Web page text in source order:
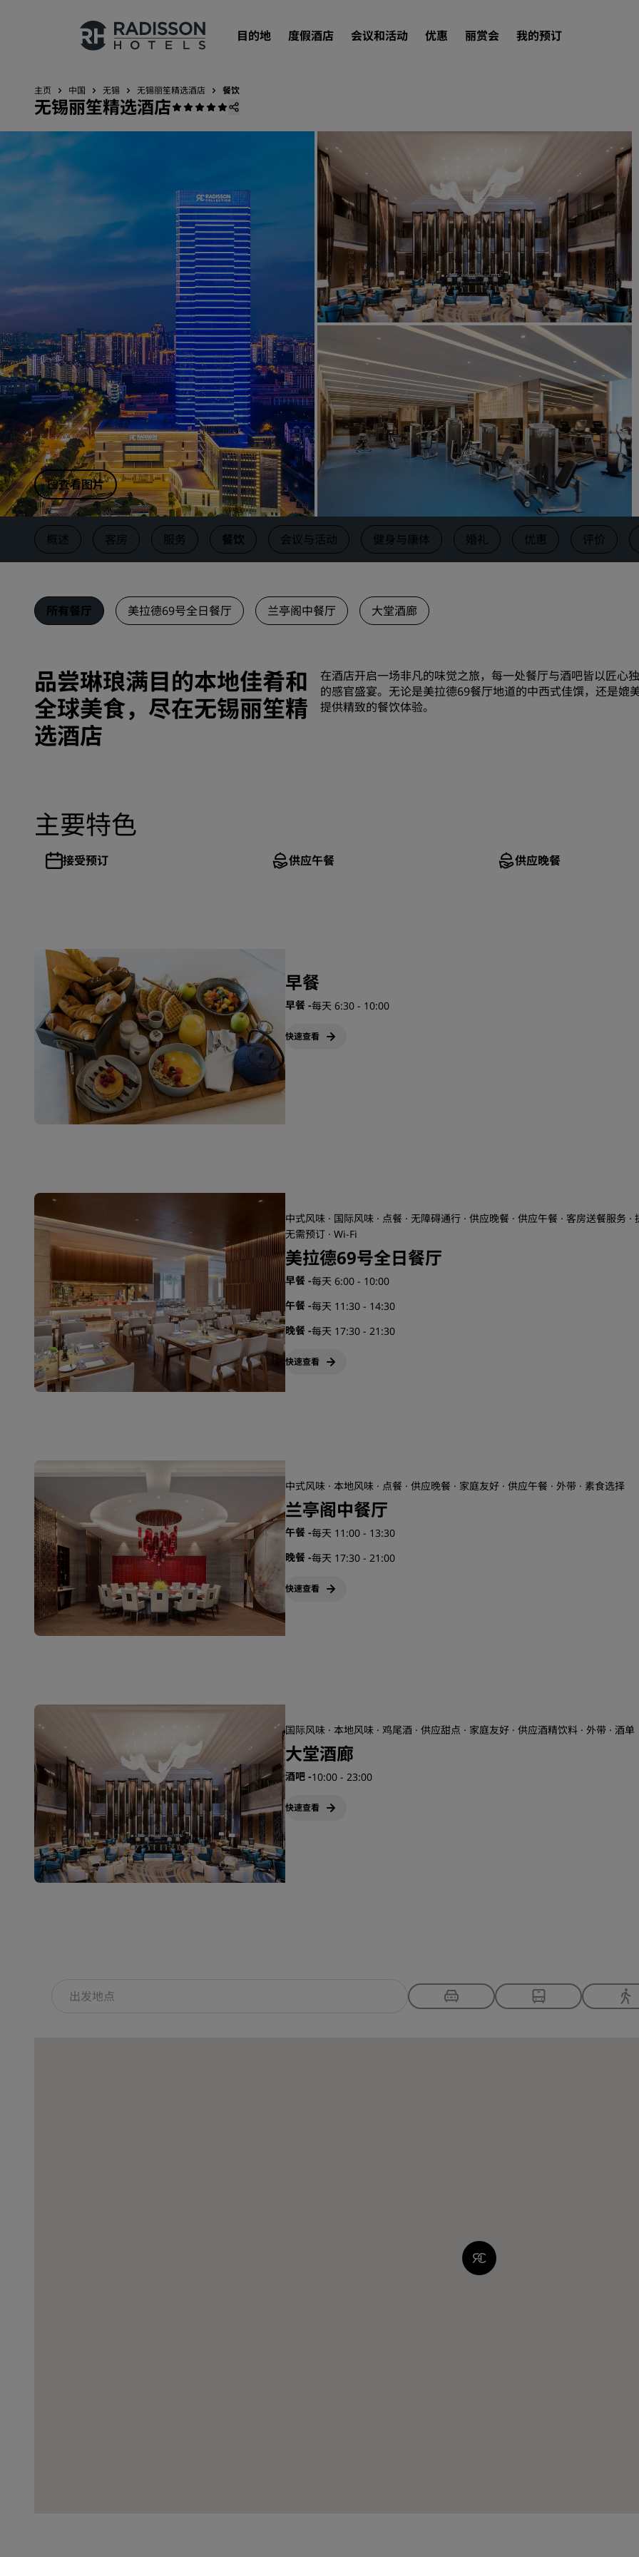
目的地 度假酒店 会议和活动 优惠 丽赏会 我的预订
我们的品牌
丽笙酒店集团品牌
中国附属品牌
度假酒店
服务式公寓
机场酒店
新开业和即将开业的酒店
会议和活动
探索丽笙会议
预订会议空间
请求报价
活动目的地
行业方案
搜索航班
搜索航班
餐饮
搜索餐厅
数字服务
主页 中国 无锡 无锡丽笙精选酒店 餐饮
无锡丽笙精选酒店
查看图片
概述 客房 服务 餐饮 会议与活动 健身与康体 婚礼 优惠 评价
所有餐厅 美拉德69号全日餐厅 兰亭阁中餐厅 大堂酒廊
品尝琳琅满目的本地佳肴和
全球美食，尽在无锡丽笙精
选酒店
在酒店开启一场非凡的味觉之旅，每一处餐厅与酒吧皆以匠心
的感官盛宴。无论是美拉德69餐厅地道的中西式佳馔，还是
提供精致的餐饮体验。
主要特色
接受预订 供应午餐 供应晚餐
早餐
早餐 -每天 6:30 - 10:00
快速查看
中式风味 · 国际风味 · 点餐 · 无障碍通行 · 供应晚餐 · 供应午餐 · 客房送餐服务 ·
无需预订 · Wi-Fi
美拉德69号全日餐厅
早餐 -每天 6:00 - 10:00
午餐 -每天 11:30 - 14:30
晚餐 -每天 17:30 - 21:30
快速查看
中式风味 · 本地风味 · 点餐 · 供应晚餐 · 家庭友好 · 供应午餐 · 外带 · 素食选择
兰亭阁中餐厅
午餐 -每天 11:00 - 13:30
晚餐 -每天 17:30 - 21:00
快速查看
国际风味 · 本地风味 · 鸡尾酒 · 供应甜点 · 家庭友好 · 供应酒精饮料 · 外带 · 酒单
大堂酒廊
酒吧 -10:00 - 23:00
快速查看